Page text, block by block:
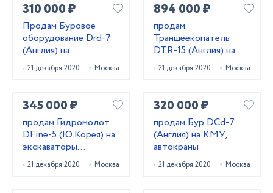
310 000 ₽
Продам Буровое
оборудование Drd-7
(Англия) на
экскаваторы
погрузчики 5-10 тонн
21 декабря 2020 Москва
894 000 ₽
продам
Траншеекопатель
DTR-15 (Англия) на
экскаваторы
погрузчики
21 декабря 2020 Москва
345 000 ₽
продам Гидромолот
DFine-5 (Ю.Корея) на
экскаваторы
погрузчики 5-9 тонн
21 декабря 2020 Москва
320 000 ₽
продам Бур DCd-7
(Англия) на КМУ,
автокраны
21 декабря 2020 Москва